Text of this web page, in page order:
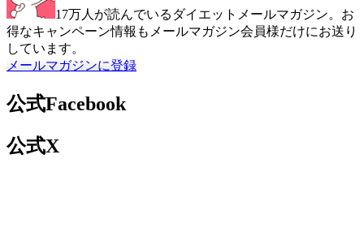
17万人が読んでいるダイエットメールマガジン。お
得なキャンペーン情報もメールマガジン会員様だけにお送り
しています。
メールマガジンに登録
公式Facebook
公式X